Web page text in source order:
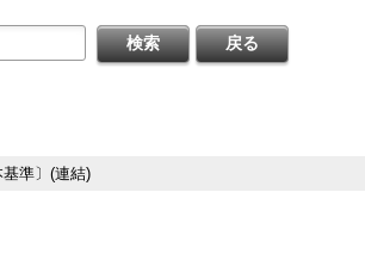
本基準〕(連結)
知らせ
掲載開始日：5/21
梅の花グループ（7604：スタンダード）
準〕(連結)